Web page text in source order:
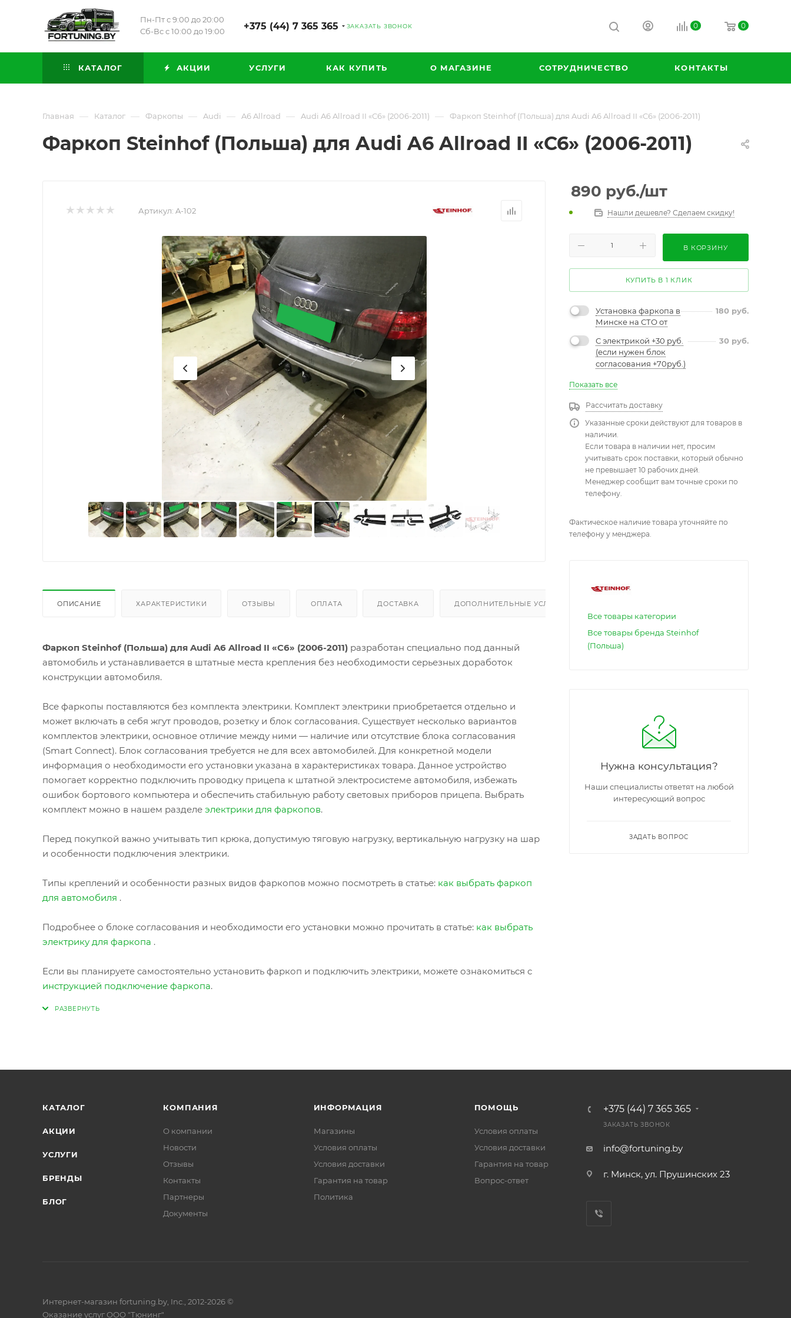
Пн-Пт с 9:00 до 20:00
Сб-Вс с 10:00 до 19:00
+375 (44) 7 365 365 ЗАКАЗАТЬ ЗВОНОК 0 0
КАТАЛОГ АКЦИИ УСЛУГИ КАК КУПИТЬ О МАГАЗИНЕ СОТРУДНИЧЕСТВО КОНТАКТЫ
Главная — Каталог — Фаркопы — Audi — A6 Allroad — Audi A6 Allroad II «C6» (2006-2011) — Фаркоп Steinhof (Польша) для Audi A6 Allroad II «C6» (2006-2011)
Фаркоп Steinhof (Польша) для Audi A6 Allroad II «C6» (2006-2011)
Артикул: A-102
ОПИСАНИЕ ХАРАКТЕРИСТИКИ ОТЗЫВЫ ОПЛАТА ДОСТАВКА ДОПОЛНИТЕЛЬНЫЕ УСЛУГИ
Фаркоп Steinhof (Польша) для Audi A6 Allroad II «C6» (2006-2011) разработан специально под данный
автомобиль и устанавливается в штатные места крепления без необходимости серьезных доработок
конструкции автомобиля.
Все фаркопы поставляются без комплекта электрики. Комплект электрики приобретается отдельно и
может включать в себя жгут проводов, розетку и блок согласования. Существует несколько вариантов
комплектов электрики, основное отличие между ними — наличие или отсутствие блока согласования
(Smart Connect). Блок согласования требуется не для всех автомобилей. Для конкретной модели
информация о необходимости его установки указана в характеристиках товара. Данное устройство
помогает корректно подключить проводку прицепа к штатной электросистеме автомобиля, избежать
ошибок бортового компьютера и обеспечить стабильную работу световых приборов прицепа. Выбрать
комплект можно в нашем разделе электрики для фаркопов.
Перед покупкой важно учитывать тип крюка, допустимую тяговую нагрузку, вертикальную нагрузку на шар
и особенности подключения электрики.
Типы креплений и особенности разных видов фаркопов можно посмотреть в статье: как выбрать фаркоп
для автомобиля .
Подробнее о блоке согласования и необходимости его установки можно прочитать в статье: как выбрать
электрику для фаркопа .
Если вы планируете самостоятельно установить фаркоп и подключить электрики, можете ознакомиться с
инструкцией подключение фаркопа.
890 руб./шт
Нашли дешевле? Сделаем скидку!
В КОРЗИНУ
КУПИТЬ В 1 КЛИК
Установка фаркопа в
Минске на СТО от
180 руб.
С электрикой +30 руб.
(если нужен блок
согласования +70руб.)
30 руб.
Показать все
Рассчитать доставку
Указанные сроки действуют для товаров в
наличии.
Если товара в наличии нет, просим
учитывать срок поставки, который обычно
не превышает 10 рабочих дней.
Менеджер сообщит вам точные сроки по
телефону.
Фактическое наличие товара уточняйте по
телефону у менджера.
Все товары категории
Все товары бренда Steinhof
(Польша)
Нужна консультация?
Наши специалисты ответят на любой
интересующий вопрос
ЗАДАТЬ ВОПРОС
КАТАЛОГ
АКЦИИ
УСЛУГИ
БРЕНДЫ
БЛОГ
КОМПАНИЯ
О компании
Новости
Отзывы
Контакты
Партнеры
Документы
ИНФОРМАЦИЯ
Магазины
Условия оплаты
Условия доставки
Гарантия на товар
Политика
ПОМОЩЬ
Условия оплаты
Условия доставки
Гарантия на товар
Вопрос-ответ
+375 (44) 7 365 365
ЗАКАЗАТЬ ЗВОНОК
info@fortuning.by
г. Минск, ул. Прушинских 23
Интернет-магазин fortuning.by, Inc., 2012-2026 ©
Оказание услуг ООО "Тюнинг"